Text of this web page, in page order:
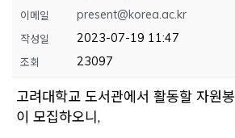
이메일 present@korea.ac.kr
작성일 2023-07-19 11:47
조회 23097
고려대학교 도서관에서 활동할 자원
이 모집하오니,